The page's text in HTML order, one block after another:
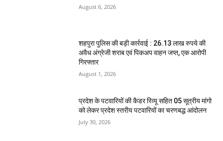
August 6, 2026
शहपुरा पुलिस की बड़ी कार्रवाई : 26.13 लाख रुपये की
अवैध अंग्रेजी शराब एवं पिकअप वाहन जप्त, एक आरोपी
गिरफ्तार
August 1, 2026
प्रदेश के पटवारियों की कैडर रिव्यू सहित 05 सूत्रीय मांगो
को लेकर प्रदेश स्तरीय पटवारियों का चरणबद्ध आंदोलन
July 30, 2026